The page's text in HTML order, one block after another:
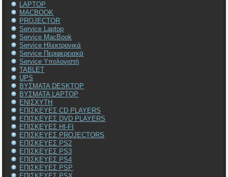
LAPTOP
MACBOOK
PROJECTOR
Service Laptop
Service MacBook
Service Ηλεκτρονικά
Service Περιφερειακά
Service Υπολογιστή
TABLET
UPS
ΒΥΣΜΑΤΑ DESKTOP
ΒΥΣΜΑΤΑ LAPTOP
ΕΝΙΣΧΥΤΗ
ΕΠΙΣΚΕΥΕΣ CD PLAYERS
ΕΠΙΣΚΕΥΕΣ DVD PLAYERS
ΕΠΙΣΚΕΥΕΣ HI-FI
ΕΠΙΣΚΕΥΕΣ PROJECTORS
ΕΠΙΣΚΕΥΕΣ PS2
ΕΠΙΣΚΕΥΕΣ PS3
ΕΠΙΣΚΕΥΕΣ PS4
ΕΠΙΣΚΕΥΕΣ PSP